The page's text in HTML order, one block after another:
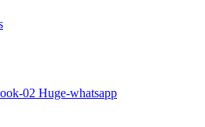
02 Huge-whatsapp